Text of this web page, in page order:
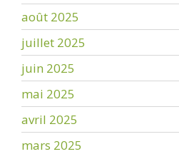
août 2025
juillet 2025
juin 2025
mai 2025
avril 2025
mars 2025